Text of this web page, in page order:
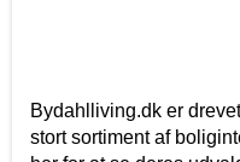
Bydahlliving.dk er
stort sortiment af